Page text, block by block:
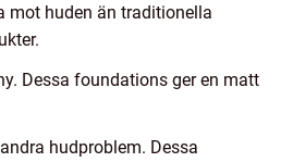
mot huden än traditionella
Dessa foundations ger en matt
hudproblem. Dessa